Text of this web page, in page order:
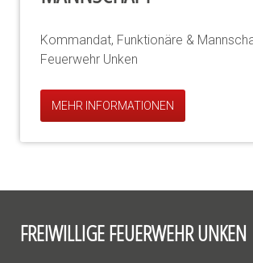
Kommandat, Funktionäre &
Feuerwehr Unken
MEHR INFORMATIONEN
FREIWILLIGE FEUERWEHR UNKEN